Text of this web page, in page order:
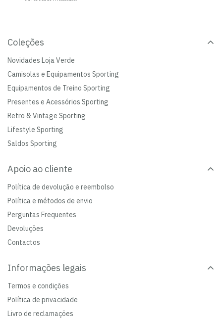
Coleções
Novidades Loja Verde
Camisolas e Equipamentos Sporting
Equipamentos de Treino Sporting
Presentes e Acessórios Sporting
Retro & Vintage Sporting
Lifestyle Sporting
Saldos Sporting
Apoio ao cliente
Política de devolução e reembolso
Política e métodos de envio
Perguntas Frequentes
Devoluções
Contactos
Informações legais
Termos e condições
Política de privacidade
Livro de reclamações